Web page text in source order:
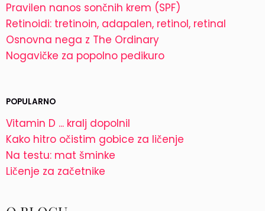
Pravilen nanos sončnih krem (SPF)
Retinoidi: tretinoin, adapalen, retinol, retinal
Osnovna nega z The Ordinary
Nogavičke za popolno pedikuro
POPULARNO
Vitamin D ... kralj dopolnil
Kako hitro očistim gobice za ličenje
Na testu: mat šminke
Ličenje za začetnike